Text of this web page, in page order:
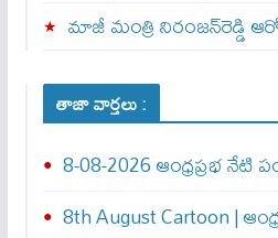
మాజీ మంత్రి నిరంజన్‌రెడ్డి
తాజా వార్తలు :
8-08-2026 ఆంధ్రప్రభ నేటి
8th August Cartoon |